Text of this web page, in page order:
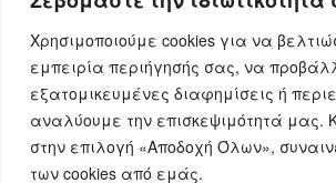
Χρησιμοποιούμε cookies για να
εμπειρία περιήγησής σας, να
εξατομικευμένες διαφημίσεις ή
αναλύουμε την επισκεψιμότητά μας.
στην επιλογή «Αποδοχή Όλων»,
των cookies από εμάς.
Δήλωση Συμμόρφωσης Ταυτότητα
Πολιτική προστασίας προσωπικών δεδομένων